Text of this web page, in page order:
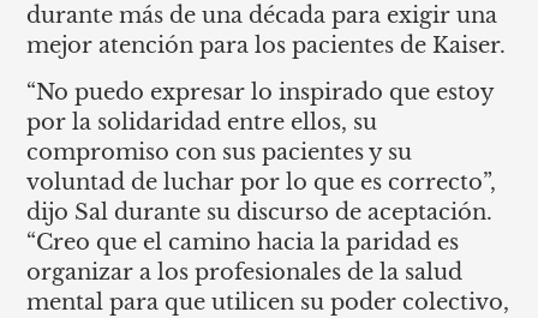
durante más de una década para exigir una
mejor atención para los pacientes de Kaiser.
“No puedo expresar lo inspirado que estoy
por la solidaridad entre ellos, su
compromiso con sus pacientes y su
voluntad de luchar por lo que es correcto”,
dijo Sal durante su discurso de aceptación.
“Creo que el camino hacia la paridad es
organizar a los profesionales de la salud
mental para que utilicen su poder colectivo,